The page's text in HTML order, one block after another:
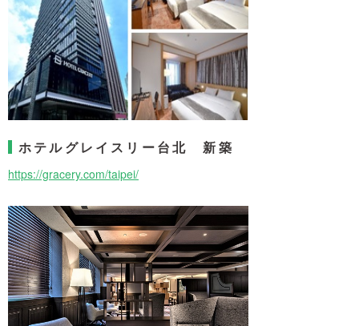
ホテルグレイスリー台北 新築
https://gracery.com/taipei/